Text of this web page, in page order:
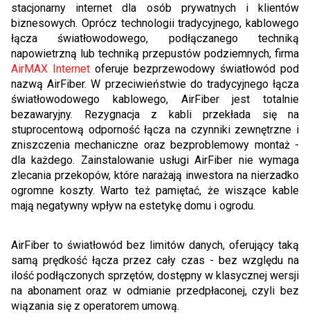
stacjonarny internet dla osób prywatnych i klientów
biznesowych. Oprócz technologii tradycyjnego, kablowego
łącza światłowodowego, podłączanego techniką
napowietrzną lub techniką przepustów podziemnych, firma
AirMAX Internet oferuje bezprzewodowy światłowód pod
nazwą AirFiber. W przeciwieństwie do tradycyjnego łącza
światłowodowego kablowego, AirFiber jest totalnie
bezawaryjny. Rezygnacja z kabli przekłada się na
stuprocentową odporność łącza na czynniki zewnętrzne i
zniszczenia mechaniczne oraz bezproblemowy montaż -
dla każdego. Zainstalowanie usługi AirFiber nie wymaga
zlecania przekopów, które narażają inwestora na nierzadko
ogromne koszty. Warto też pamiętać, że wiszące kable
mają negatywny wpływ na estetykę domu i ogrodu.
AirFiber to światłowód bez limitów danych, oferujący taką
samą prędkość łącza przez cały czas - bez względu na
ilość podłączonych sprzętów, dostępny w klasycznej wersji
na abonament oraz w odmianie przedpłaconej, czyli bez
wiązania się z operatorem umową.